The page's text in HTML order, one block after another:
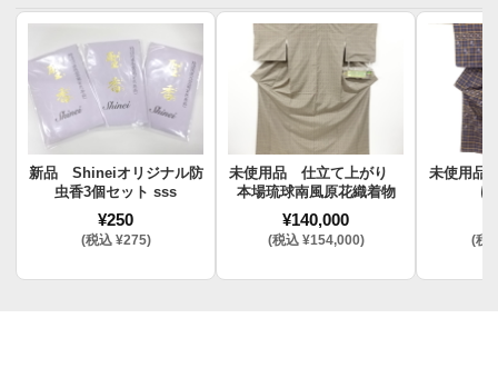
新品 Shineiオリジナル防
虫香3個セット sss
¥250
(税込 ¥275)
未使用品 仕立て上がり
本場琉球南風原花織着物
¥140,000
(税込 ¥154,000)
未使用品
(税